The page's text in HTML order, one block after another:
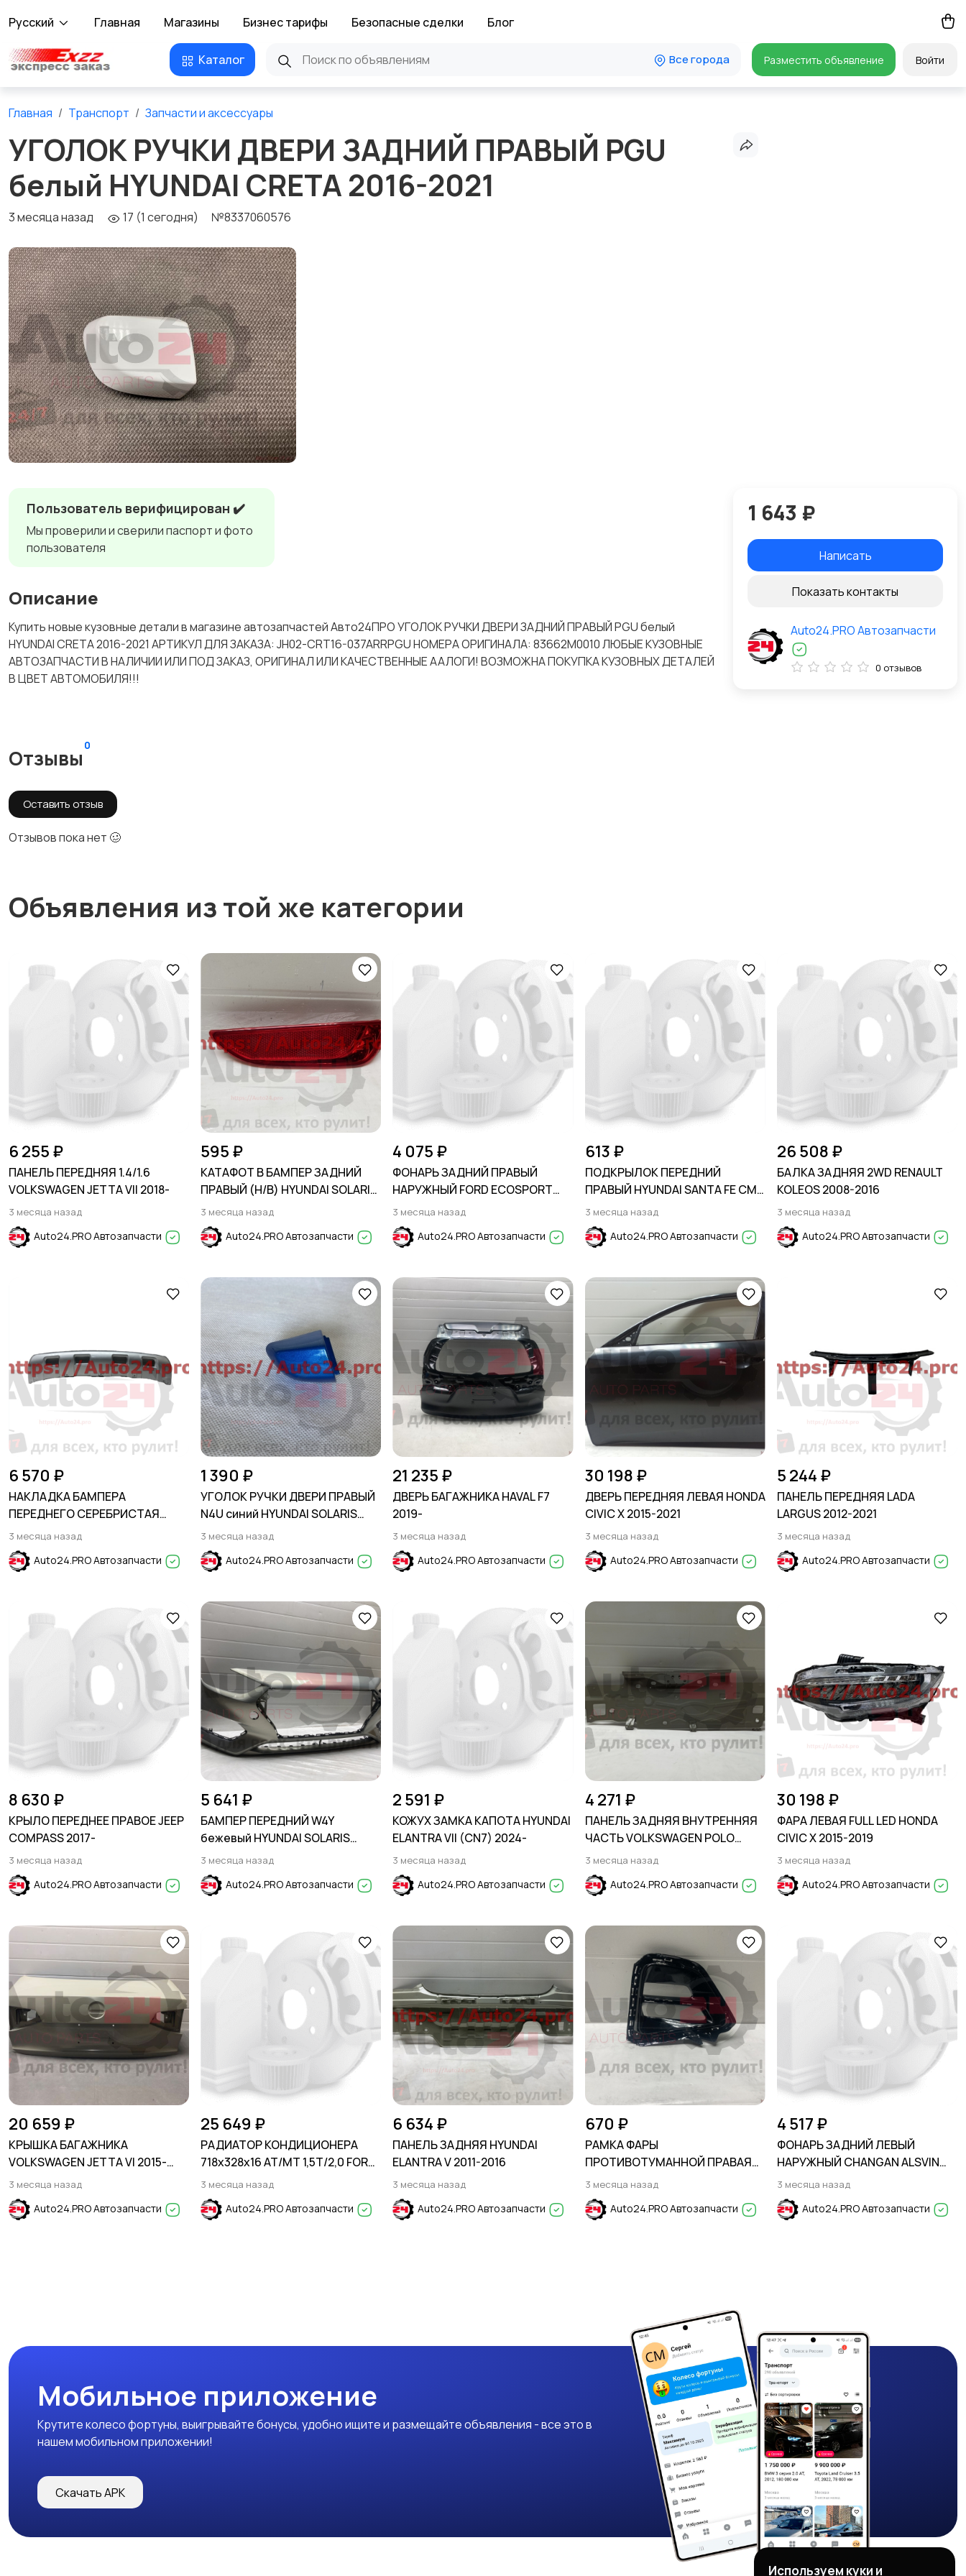
Русский Главная Магазины Бизнес тарифы Безопасные сделки Блог
Каталог Все города Разместить объявление Войти
Главная Транспорт Запчасти и аксессуары
УГОЛОК РУЧКИ ДВЕРИ ЗАДНИЙ ПРАВЫЙ PGU
белый HYUNDAI CRETA 2016-2021
3 месяца назад 17 (1 сегодня) №8337060576
Пользователь верифицирован ✔️
Мы проверили и сверили паспорт и фото
пользователя
Описание
Купить новые кузовные детали в магазине автозапчастей Авто24ПРО УГОЛОК РУЧКИ ДВЕРИ ЗАДНИЙ ПРАВЫЙ PGU белый
HYUNDAI CRETA 2016-2021 АРТИКУЛ ДЛЯ ЗАКАЗА: JH02-CRT16-037ARRPGU НОМЕРА ОРИГИНАЛА: 83662M0010 ЛЮБЫЕ КУЗОВНЫЕ
АВТОЗАПЧАСТИ В НАЛИЧИИ ИЛИ ПОД ЗАКАЗ, ОРИГИНАЛ ИЛИ КАЧЕСТВЕННЫЕ ААЛОГИ! ВОЗМОЖНА ПОКУПКА КУЗОВНЫХ ДЕТАЛЕЙ
В ЦВЕТ АВТОМОБИЛЯ!!!
Отзывы
0
Оставить отзыв
Отзывов пока нет 🥴
1 643 ₽
Написать
Показать контакты
Auto24.PRO Автозапчасти
0 отзывов
Объявления из той же категории
6 255 ₽
ПАНЕЛЬ ПЕРЕДНЯЯ 1.4/1.6
VOLKSWAGEN JETTA VII 2018-
3 месяца назад
Auto24.PRO Автозапчасти
595 ₽
КАТАФОТ В БАМПЕР ЗАДНИЙ
ПРАВЫЙ (H/B) HYUNDAI SOLARIS
2011-2014
3 месяца назад
Auto24.PRO Автозапчасти
4 075 ₽
ФОНАРЬ ЗАДНИЙ ПРАВЫЙ
НАРУЖНЫЙ FORD ECOSPORT
2013-2023
3 месяца назад
Auto24.PRO Автозапчасти
613 ₽
ПОДКРЫЛОК ПЕРЕДНИЙ
ПРАВЫЙ HYUNDAI SANTA FE CM
2006-2009
3 месяца назад
Auto24.PRO Автозапчасти
26 508 ₽
БАЛКА ЗАДНЯЯ 2WD RENAULT
KOLEOS 2008-2016
3 месяца назад
Auto24.PRO Автозапчасти
6 570 ₽
НАКЛАДКА БАМПЕРА
ПЕРЕДНЕГО СЕРЕБРИСТАЯ
FORD EXPLORER 2020-
3 месяца назад
Auto24.PRO Автозапчасти
1 390 ₽
УГОЛОК РУЧКИ ДВЕРИ ПРАВЫЙ
N4U синий HYUNDAI SOLARIS
2017-2024
3 месяца назад
Auto24.PRO Автозапчасти
21 235 ₽
ДВЕРЬ БАГАЖНИКА HAVAL F7
2019-
3 месяца назад
Auto24.PRO Автозапчасти
30 198 ₽
ДВЕРЬ ПЕРЕДНЯЯ ЛЕВАЯ HONDA
CIVIC X 2015-2021
3 месяца назад
Auto24.PRO Автозапчасти
5 244 ₽
ПАНЕЛЬ ПЕРЕДНЯЯ LADA
LARGUS 2012-2021
3 месяца назад
Auto24.PRO Автозапчасти
8 630 ₽
КРЫЛО ПЕРЕДНЕЕ ПРАВОЕ JEEP
COMPASS 2017-
3 месяца назад
Auto24.PRO Автозапчасти
5 641 ₽
БАМПЕР ПЕРЕДНИЙ W4Y
бежевый HYUNDAI SOLARIS
2017-2020
3 месяца назад
Auto24.PRO Автозапчасти
2 591 ₽
КОЖУХ ЗАМКА КАПОТА HYUNDAI
ELANTRA VII (CN7) 2024-
3 месяца назад
Auto24.PRO Автозапчасти
4 271 ₽
ПАНЕЛЬ ЗАДНЯЯ ВНУТРЕННЯЯ
ЧАСТЬ VOLKSWAGEN POLO
2010-2020
3 месяца назад
Auto24.PRO Автозапчасти
30 198 ₽
ФАРА ЛЕВАЯ FULL LED HONDA
CIVIC X 2015-2019
3 месяца назад
Auto24.PRO Автозапчасти
20 659 ₽
КРЫШКА БАГАЖНИКА
VOLKSWAGEN JETTA VI 2015-
2018
3 месяца назад
Auto24.PRO Автозапчасти
25 649 ₽
РАДИАТОР КОНДИЦИОНЕРА
718x328x16 AT/MT 1,5T/2,0 FORD
BRONCO SPORT
2020-/MAVERICK 2023-
3 месяца назад
Auto24.PRO Автозапчасти
6 634 ₽
ПАНЕЛЬ ЗАДНЯЯ HYUNDAI
ELANTRA V 2011-2016
3 месяца назад
Auto24.PRO Автозапчасти
670 ₽
РАМКА ФАРЫ
ПРОТИВОТУМАННОЙ ПРАВАЯ
CHERY TIGGO 4 PRO (T19FL)
2023-
3 месяца назад
Auto24.PRO Автозапчасти
4 517 ₽
ФОНАРЬ ЗАДНИЙ ЛЕВЫЙ
НАРУЖНЫЙ CHANGAN ALSVIN
2018-
3 месяца назад
Auto24.PRO Автозапчасти
Мобильное приложение
Крутите колесо фортуны, выигрывайте бонусы, удобно ищите и размещайте объявления - все это в
нашем мобильном приложении!
Скачать APK
Используем куки и